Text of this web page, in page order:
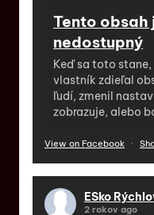
Tento obsah
nedostupný
Keď sa toto
vlastník zdieľal
ľudí, zmenil
zobrazuje, alebo
View on Facebook ·
ESko
2 rokov ago